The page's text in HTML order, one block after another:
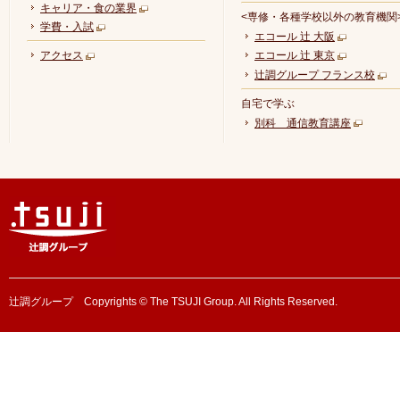
キャリア・食の業界
学費・入試
アクセス
<専修・各種学校以外の教育機関
エコール 辻 大阪
エコール 辻 東京
辻調グループ フランス校
自宅で学ぶ
別科 通信教育講座
辻調グループ Copyrights © The TSUJI Group. All Rights Reserved.